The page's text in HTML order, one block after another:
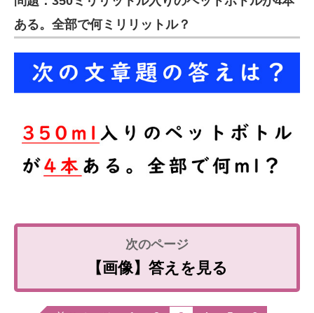
建設×テクノロジーの最前線
ちょっと気になるネットの話題
ある。全部で何ミリリットル？
【画像】答えを見る